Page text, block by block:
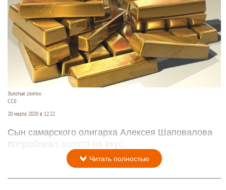
Золотые слитки.
СС0
20 марта 2020 в 12:22
Сын самарского олигарха Алексея Шаповалова
попробовал золото на вкус.
Читать полностью